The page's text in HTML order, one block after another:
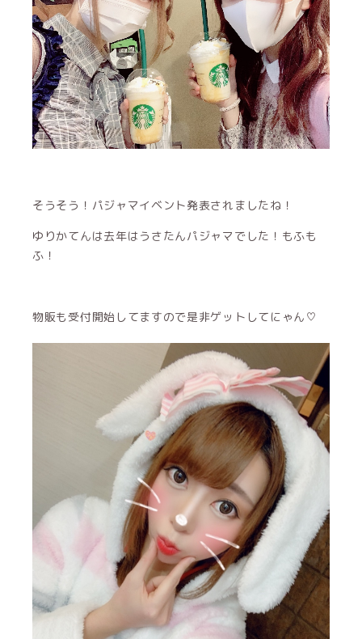
そうそう！パジャマイベント発表されましたね！
ゆりかてんは去年はうさたんパジャマでした！もふも
ふ！
物販も受付開始してますので是非ゲットしてにゃん♡